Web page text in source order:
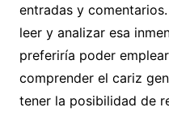
entradas y
leer y analizar esa
preferiría poder
comprender el cariz
tener la posibilidad de